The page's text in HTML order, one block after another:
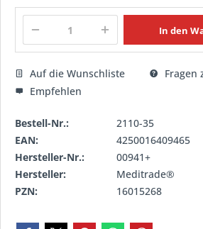
In den
Auf die Wunschliste
Fragen
Empfehlen
Bestell-Nr.:
2110-35
EAN:
4250016409465
Hersteller-Nr.:
00941+
Hersteller:
Meditrade®
PZN:
16015268